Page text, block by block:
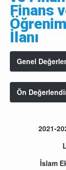
Finans
İlanı
Genel
Ön
2021-
İslam